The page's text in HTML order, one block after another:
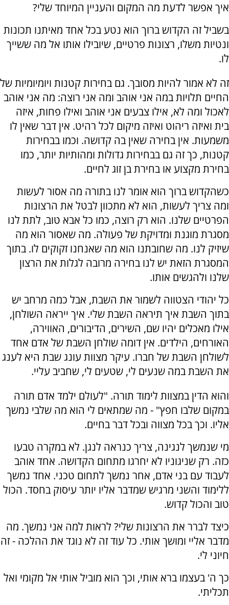
איך אפשר לדעת מה המקום והעניין המיוחד שלי?
בשביל זה הקדוש ברוך הוא נטע בכל אחד מאיתנו תכונות
ונטיות משלו, רצונות פרטיים, שיובילו אותו אל מה ששייך
לו.
זה לא אמור להיות מסובך. גם בחירות קטנות ויומיומיות של
החיים תלויות במה אני אוהב ומה אני רוצה: מה אני אוהב
לאכול ומה לא, אילו צבעים אני אוהב ואילו פחות, איזה
בית ואיזה ריהוט ואיזה מיקום לכל רהיט. אין דבר שאין לו
משמעות. אין בחירה שאין בה קדושה. וכמו בבחירות
קטנות, כך זה גם בבחירות גדולות ומהותיות יותר, כמו
בחירת מקצוע או בחירת בן זוג לחיים.
כשהקדוש ברוך הוא אומר לנו בתורה מה אסור לעשות
ומה צריך לעשות, הוא לא מתכוון לבטל את הרצונות
הפרטיים שלנו. הוא רק רוצה, כמו כל אבא טוב, לתת לנו
מסגרת מוגנת ומדויקת של פעולה. מה שאסור הוא מה
שיזיק לנו. מה שחובתנו הוא מה שאנחנו זקוקים לו. בתוך
המסגרת הזאת יש לנו בחירה מרובה לגלות את הרצון
שלנו ולהגשים אותו.
כל יהודי הצטווה לשמור את השבת, אבל כמה מרחב יש
בתוך השבת איך תיראה השבת שלי. איך ייראה השולחן,
אילו מאכלים יהיו שם, השירים, הדיבורים, האווירה,
האורחים, הילדים. אין דומה שולחן השבת של אדם אחד
לשולחן השבת של חברו. עיקר מצוות עונג שבת היא לענג
את השבת במה שנעים לי, שטעים לי, שחביב עליי.
והוא הדין במצוות לימוד תורה. "לעולם ילמד אדם תורה
במקום שלבו חפץ" - מה שמתאים לי הוא מה שלבי נמשך
אליו. וכך בכל מצווה ובכל דבר בחיים.
מי שנמשך לנגינה, צריך כנראה לנגן. לא במקרה טבעו
כזה. רק שניגוניו לא יחרגו מתחום הקדושה. אחד אוהב
לעבוד עם בני אדם, אחר נמשך לתחום טכני. אחד נמשך
ללימוד והשני מרגיש שמדבר אליו יותר עיסוק בחסד. הכול
טוב והכול קדוש.
כיצד לברר את הרצונות שלי? לראות למה אני נמשך. מה
מדבר אליי ומושך אותי. כל עוד זה לא נוגד את ההלכה - זה
חיוני לי.
כך ה' בעצמו ברא אותי, וכך הוא מוביל אותי אל מקומי ואל
תכליתי.